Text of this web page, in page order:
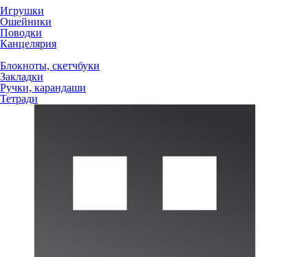
Игрушки
Ошейники
Поводки
Канцелярия
Блокноты, скетчбуки
Закладки
Ручки, карандаши
Тетради